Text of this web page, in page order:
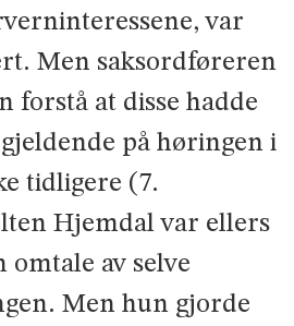
var
Men saksordføreren
forstå at disse hadde
på høringen i
tidligere (7.
Hjemdal var ellers
av selve
Men hun gjorde